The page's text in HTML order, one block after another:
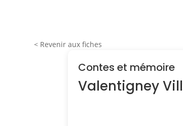
< Revenir aux fiches
Contes et mémoire
Valentigney